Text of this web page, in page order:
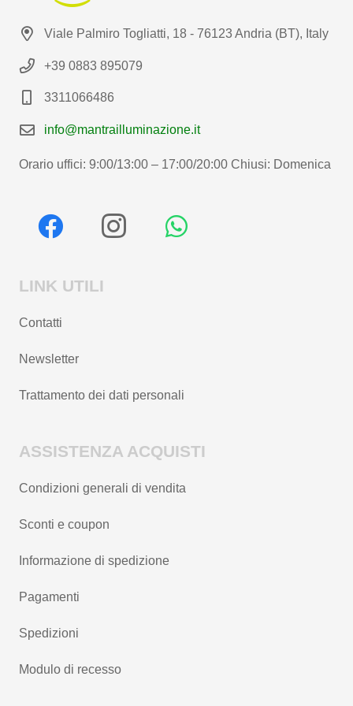
Viale Palmiro Togliatti, 18 - 76123 Andria (BT), Italy
+39 0883 895079
3311066486
info@mantrailluminazione.it
Orario uffici: 9:00/13:00 – 17:00/20:00 Chiusi: Domenica
LINK UTILI
Contatti
Newsletter
Trattamento dei dati personali
ASSISTENZA ACQUISTI
Condizioni generali di vendita
Sconti e coupon
Informazione di spedizione
Pagamenti
Spedizioni
Modulo di recesso